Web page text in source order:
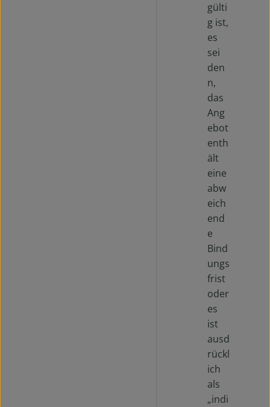
gülti
g ist,
es
sei
den
n,
das
Ang
ebot
enth
ält
eine
abw
eich
end
e
Bind
ungs
frist
oder
es
ist
ausd
rückl
ich
als
„indi